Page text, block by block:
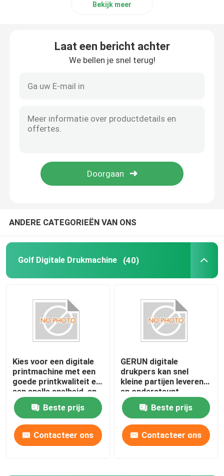
Bekijk meer
Laat een bericht achter
We bellen je snel terug!
ANDERE CATEGORIEËN VAN ONS
Golf Digitale Drukmachine (40)
Kies voor een digitale
printmachine met een
goede printkwaliteit en
een snelle snelheid, en
natuurlijk voor Gerium.
Beste prijs
Contacteer ons
GERUN digitale
drukpers kan snel
kleine partijen leveren
en ondersteunt
gepersonaliseerde
gepersonaliseerde
verpakkingsdruk
Beste prijs
Contacteer ons